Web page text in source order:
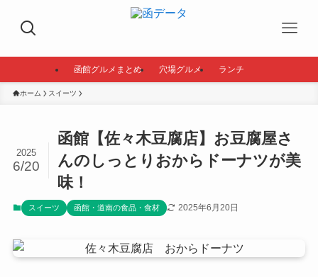
函館グルメまとめ 穴場グルメ ランチ
ホーム スイーツ
函館【佐々木豆腐店】お豆腐屋さ
んのしっとりおからドーナツが美
味！
2025
6/20
スイーツ 函館・道南の食品・食材 2025年6月20日